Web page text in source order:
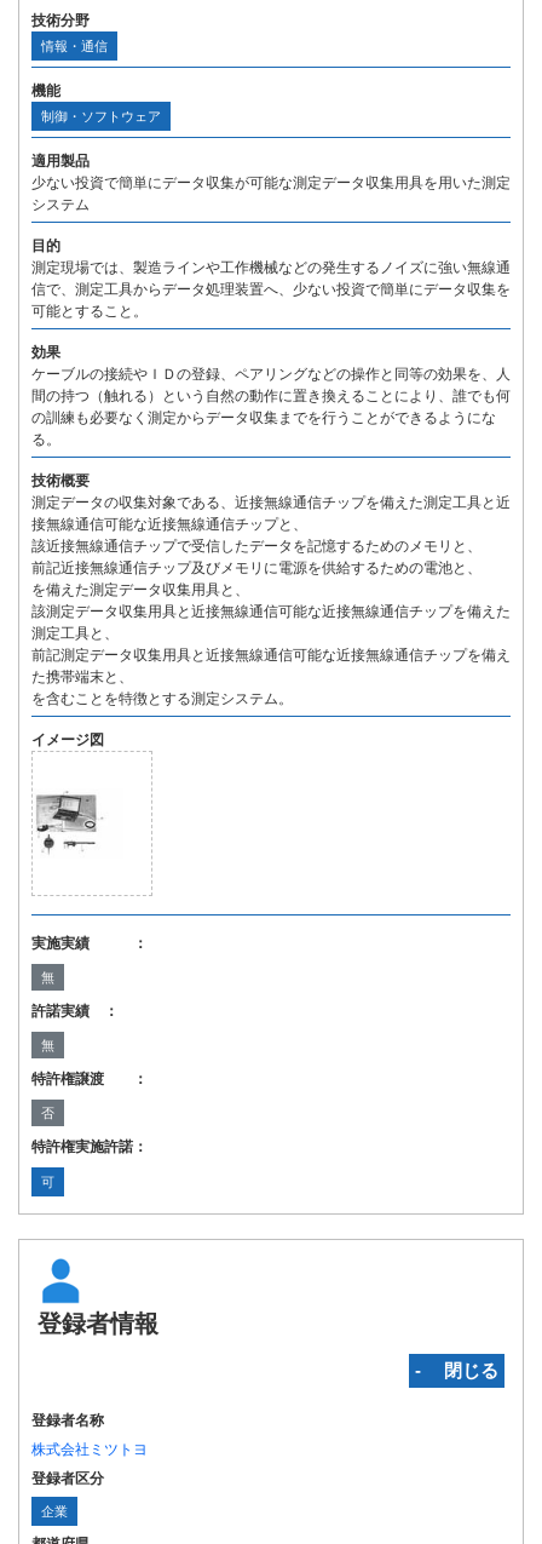
技術分野
情報・通信
機能
制御・ソフトウェア
適用製品
少ない投資で簡単にデータ収集が可能な測定データ収集用具を用いた測定
システム
目的
測定現場では、製造ラインや工作機械などの発生するノイズに強い無線通
信で、測定工具からデータ処理装置へ、少ない投資で簡単にデータ収集を
可能とすること。
効果
ケーブルの接続やＩＤの登録、ペアリングなどの操作と同等の効果を、人
間の持つ（触れる）という自然の動作に置き換えることにより、誰でも何
の訓練も必要なく測定からデータ収集までを行うことができるようにな
る。
技術概要
測定データの収集対象である、近接無線通信チップを備えた測定工具と近
接無線通信可能な近接無線通信チップと、
該近接無線通信チップで受信したデータを記憶するためのメモリと、
前記近接無線通信チップ及びメモリに電源を供給するための電池と、
を備えた測定データ収集用具と、
該測定データ収集用具と近接無線通信可能な近接無線通信チップを備えた
測定工具と、
前記測定データ収集用具と近接無線通信可能な近接無線通信チップを備え
た携帯端末と、
を含むことを特徴とする測定システム。
イメージ図
実施実績 ：
無
許諾実績 ：
無
特許権譲渡 ：
否
特許権実施許諾：
可
登録者情報
‐ 閉じる
登録者名称
株式会社ミツトヨ
登録者区分
企業